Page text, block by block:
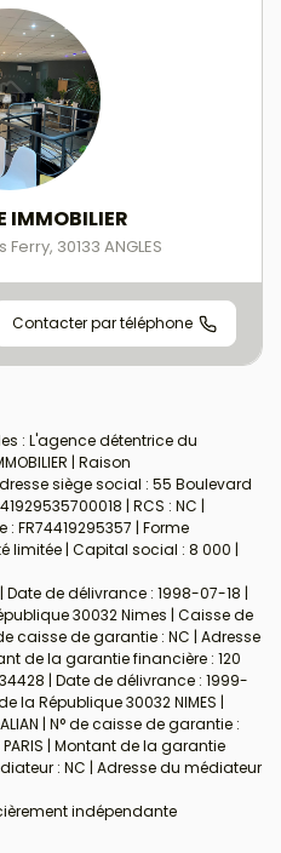
IMMOBILIER
Ferry, 30133 ANGLES
Contacter par téléphone
: L'agence détentrice du
| Raison
siège social : 55 Boulevard
| RCS : NC |
FR74419295357 | Forme
limitée | Capital social : 8 000 |
Date de délivrance : 1998-07-18 |
30032 Nimes | Caisse de
caisse de garantie : NC | Adresse
de la garantie financière : 120
| Date de délivrance : 1999-
la République 30032 NIMES |
| N° de caisse de garantie :
| Montant de la garantie
: NC | Adresse du médiateur
indépendante